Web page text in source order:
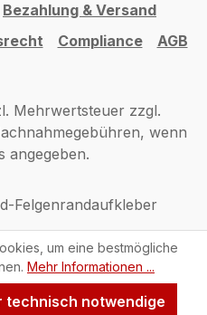
Bezahlung & Versand
Compliance AGB
Mehrwertsteuer zzgl.
wenn
angegeben.
Felgenrandaufkleber
um eine bestmögliche
Mehr Informationen ...
technisch notwendige